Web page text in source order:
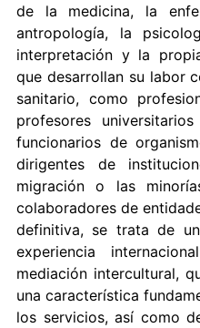
de la medicina, la
antropología, la
interpretación y la
que desarrollan su labor
sanitario, como
profesores
funcionarios de
dirigentes de
migración o las
colaboradores de
definitiva, se trata de
experiencia
mediación intercultural,
una característica
los servicios, así como